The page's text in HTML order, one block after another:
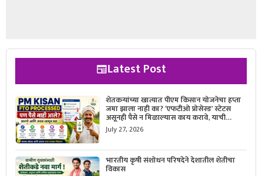
Latest Post
शेतकऱ्यांच्या खात्यात पीएम किसान योजनेचा हप्ता
जमा झाला नाही का? ‘एफटीओ प्रोसेस्ड’ स्टेटस
असूनही पैसे न मिळाल्यास काय करावे, याची
सविस्तर माहिती जाणून घ्या.
July 27, 2026
भारतीय कृषी संशोधन परिषदेने देशातील शेतीचा
विकास